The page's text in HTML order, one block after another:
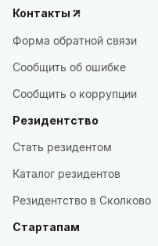
Контакты
Форма обратной связи
Сообщить об ошибке
Сообщить о коррупции
Резидентство
Стать резидентом
Каталог резидентов
Резидентство в Сколково
Стартапам